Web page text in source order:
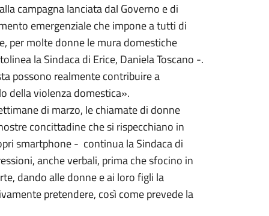
campagna lanciata dal Governo e di
emergenziale che impone a tutti di
per molte donne le mura domestiche
la Sindaca di Erice, Daniela Toscano -.
possono realmente contribuire a
della violenza domestica».
di marzo, le chiamate di donne
concittadine che si rispecchiano in
smartphone - continua la Sindaca di
anche verbali, prima che sfocino in
dando alle donne e ai loro figli la
pretendere, così come prevede la